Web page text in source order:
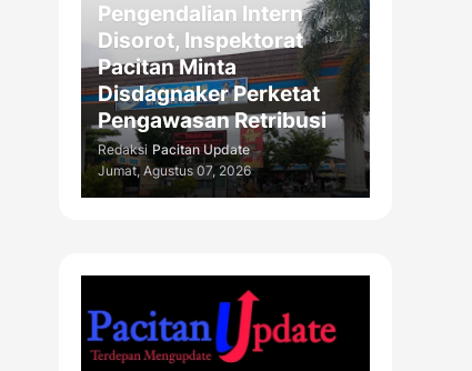
Pengendalian Intern
Disorot, Inspektorat
Pacitan Minta
Disdagnaker Perketat
Pengawasan Retribusi
Redaksi Pacitan Update
Jumat, Agustus 07, 2026